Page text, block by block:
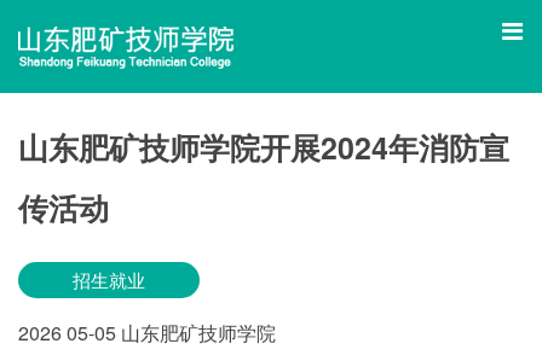
山东肥矿技师学院开展2024年消防宣
传活动
招生就业
202605-05 山东肥矿技师学院